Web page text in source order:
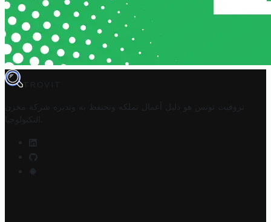
TROVIT
تروفيت تونس هو دليل أعمال تملكه وتحتفظ به وتديره
شركة مخزن
التكنولوجيا